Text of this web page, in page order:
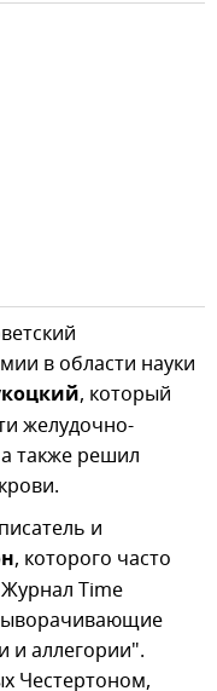
в области науки
, который
желудочно-
также решил
и
, которого часто
Time
и аллегории".
Честертоном,